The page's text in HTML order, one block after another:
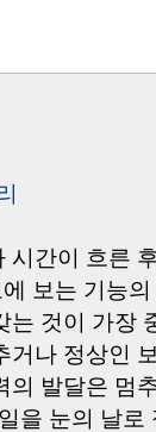
시간이 흐른
보는 기능
는 것이 가장
거나 정상인
의 발달은 멈
을 눈의 날